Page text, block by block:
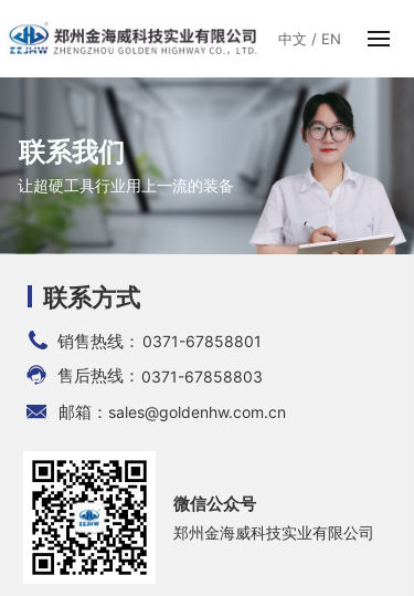
中文 / EN
联系我们
让超硬工具行业用上一流的装备
联系方式
销售热线： 0371-67858801
售后热线： 0371-67858803
邮箱： sales@goldenhw.com.cn
微信公众号
郑州金海威科技实业有限公司